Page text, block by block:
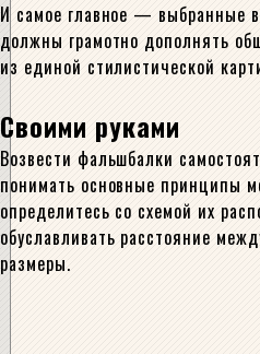
И самое главное — выбранные
должны грамотно дополнять
из единой стилистической
Своими руками
Возвести фальшбалки
понимать основные принципы
определитесь со схемой их
обуславливать расстояние
размеры.